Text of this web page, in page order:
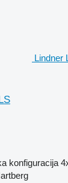
Lindner
konfiguracija